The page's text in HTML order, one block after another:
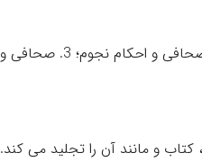
و مانند آن را تجلید می کند.